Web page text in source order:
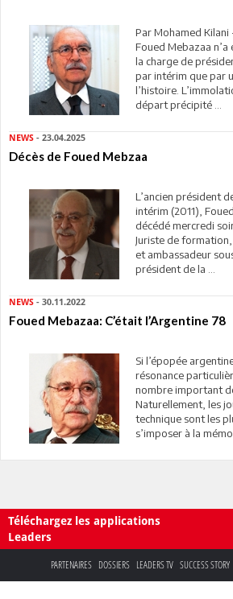
Par Mohamed Kilani
Foued Mebazaa n’a
la charge de
par intérim que par
l’histoire.
départ précipité ...
NEWS - 23.04.2025
Décès de Foued Mebzaa
L’ancien président
intérim (2011),
décédé mercredi
Juriste de
et ambassadeur
président de la ...
NEWS - 30.11.2022
Foued Mebazaa: C’était l’Argentine 78
Si l’épopée
résonance
nombre important
Naturellement, les
technique sont les
s’imposer à la
Téléchargez les applications
Leaders
PARTENAIRES DOSSIERS LEADERS TV SUCCESS STORY